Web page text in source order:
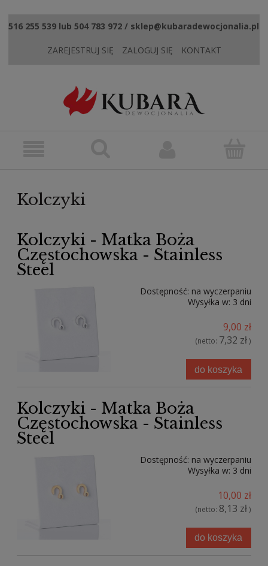
516 255 539 lub 504 783 972 / sklep@kubaradewocjonalia.pl
ZAREJESTRUJ SIĘ ZALOGUJ SIĘ KONTAKT
Kolczyki
Kolczyki - Matka Boża
Częstochowska - Stainless
Steel
Dostępność: na wyczerpaniu
Wysyłka w: 3 dni
9,00 zł
(netto: 7,32 zł)
do koszyka
Kolczyki - Matka Boża
Częstochowska - Stainless
Steel
Dostępność: na wyczerpaniu
Wysyłka w: 3 dni
10,00 zł
(netto: 8,13 zł)
do koszyka